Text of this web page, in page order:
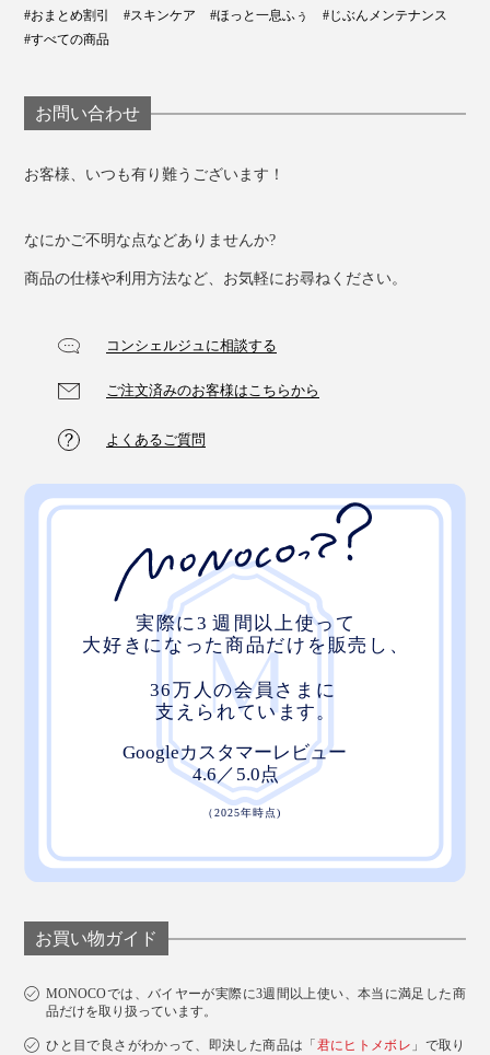
#おまとめ割引 #スキンケア #ほっと一息ふぅ
#じぶんメンテナンス
#すべての商品
お問い合わせ
お客様、いつも有り難うございます！
なにかご不明な点などありませんか?
商品の仕様や利用方法など、お気軽にお尋ねください。
コンシェルジュに相談する
ご注文済みのお客様はこちらから
よくあるご質問
お買い物ガイド
MONOCOでは、バイヤーが実際に3週間以上使い、本当に満足した商
品だけを取り扱っています。
ひと目で良さがわかって、即決した商品は「 君にヒトメボレ 」で取り